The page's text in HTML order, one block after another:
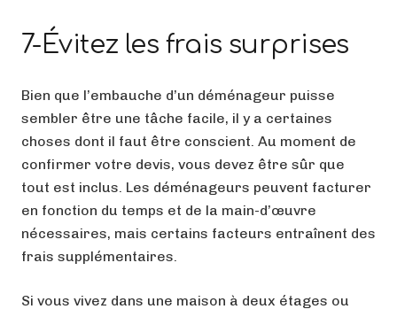
7-Évitez les frais surprises
Bien que l’embauche d’un déménageur puisse
sembler être une tâche facile, il y a certaines
choses dont il faut être conscient. Au moment de
confirmer votre devis, vous devez être sûr que
tout est inclus. Les déménageurs peuvent facturer
en fonction du temps et de la main-d’œuvre
nécessaires, mais certains facteurs entraînent des
frais supplémentaires.
Si vous vivez dans une maison à deux étages ou